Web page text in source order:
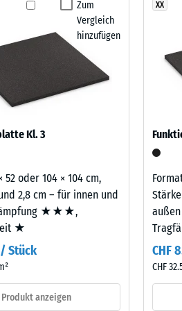
Dichte
780
bis
840
Zum
Vergleich
hinzufügen
Kl. 3
52 oder 104 × 104 cm,
2,8 cm – für innen und
★★★,
★
Stück
Produkt anzeigen
XX
CHF
CHF